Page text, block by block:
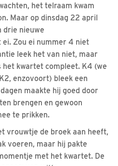
het telraam kwam
Maar op dinsdag 22 april
drie nieuwe
Zou ei nummer 4 niet
leek het van niet, maar
het kwartet compleet. K4 (we
enzovoort) bleek een
maakte hij goed door
brengen en gewoon
te prikken.
vrouwtje de broek aan heeft,
voeren, maar hij pakte
met het kwartet. De